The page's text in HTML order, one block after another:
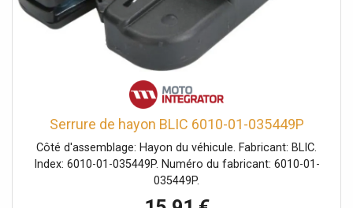
Serrure de hayon BLIC 6010-01-035449P
Côté d'assemblage: Hayon du véhicule. Fabricant: BLIC.
Index: 6010-01-035449P. Numéro du fabricant: 6010-01-
035449P.